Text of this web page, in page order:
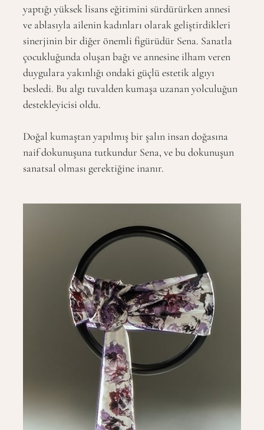
yaptığı yüksek lisans eğitimini sürdürürken annesi
ve ablasıyla ailenin kadınları olarak geliştirdikleri
sinerjinin bir diğer önemli figürüdür Sena. Sanatla
çocukluğunda oluşan bağı ve annesine ilham veren
duygulara yakınlığı ondaki güçlü estetik algıyı
besledi. Bu algı tuvalden kumaşa uzanan yolculuğun
destekleyicisi oldu.
Doğal kumaştan yapılmış bir şalın insan doğasına
naif dokunuşuna tutkundur Sena, ve bu dokunuşun
sanatsal olması gerektiğine inanır.